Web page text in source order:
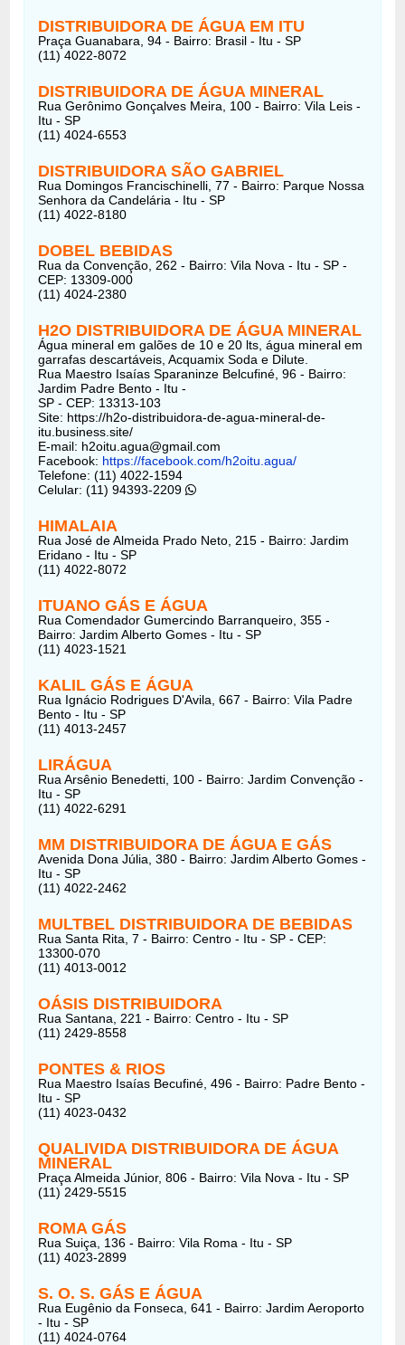
DISTRIBUIDORA DE ÁGUA EM ITU
Praça Guanabara, 94 - Bairro: Brasil - Itu - SP
(11) 4022-8072
DISTRIBUIDORA DE ÁGUA MINERAL
Rua Gerônimo Gonçalves Meira, 100 - Bairro: Vila Leis -
Itu - SP
(11) 4024-6553
DISTRIBUIDORA SÃO GABRIEL
Rua Domingos Francischinelli, 77 - Bairro: Parque Nossa
Senhora da Candelária - Itu - SP
(11) 4022-8180
DOBEL BEBIDAS
Rua da Convenção, 262 - Bairro: Vila Nova - Itu - SP -
CEP: 13309-000
(11) 4024-2380
H2O DISTRIBUIDORA DE ÁGUA MINERAL
Água mineral em galões de 10 e 20 lts, água mineral em
garrafas descartáveis, Acquamix Soda e Dilute.
Rua Maestro Isaías Sparaninze Belcufiné, 96 - Bairro:
Jardim Padre Bento - Itu -
SP - CEP: 13313-103
Site: https://h2o-distribuidora-de-agua-mineral-de-
itu.business.site/
E-mail: h2oitu.agua@gmail.com
Facebook: https://facebook.com/h2oitu.agua/
Telefone: (11) 4022-1594
Celular: (11) 94393-2209
HIMALAIA
Rua José de Almeida Prado Neto, 215 - Bairro: Jardim
Eridano - Itu - SP
(11) 4022-8072
ITUANO GÁS E ÁGUA
Rua Comendador Gumercindo Barranqueiro, 355 -
Bairro: Jardim Alberto Gomes - Itu - SP
(11) 4023-1521
KALIL GÁS E ÁGUA
Rua Ignácio Rodrigues D'Avila, 667 - Bairro: Vila Padre
Bento - Itu - SP
(11) 4013-2457
LIRÁGUA
Rua Arsênio Benedetti, 100 - Bairro: Jardim Convenção -
Itu - SP
(11) 4022-6291
MM DISTRIBUIDORA DE ÁGUA E GÁS
Avenida Dona Júlia, 380 - Bairro: Jardim Alberto Gomes -
Itu - SP
(11) 4022-2462
MULTBEL DISTRIBUIDORA DE BEBIDAS
Rua Santa Rita, 7 - Bairro: Centro - Itu - SP - CEP:
13300-070
(11) 4013-0012
OÁSIS DISTRIBUIDORA
Rua Santana, 221 - Bairro: Centro - Itu - SP
(11) 2429-8558
PONTES & RIOS
Rua Maestro Isaías Becufiné, 496 - Bairro: Padre Bento -
Itu - SP
(11) 4023-0432
QUALIVIDA DISTRIBUIDORA DE ÁGUA
MINERAL
Praça Almeida Júnior, 806 - Bairro: Vila Nova - Itu - SP
(11) 2429-5515
ROMA GÁS
Rua Suiça, 136 - Bairro: Vila Roma - Itu - SP
(11) 4023-2899
S. O. S. GÁS E ÁGUA
Rua Eugênio da Fonseca, 641 - Bairro: Jardim Aeroporto
- Itu - SP
(11) 4024-0764